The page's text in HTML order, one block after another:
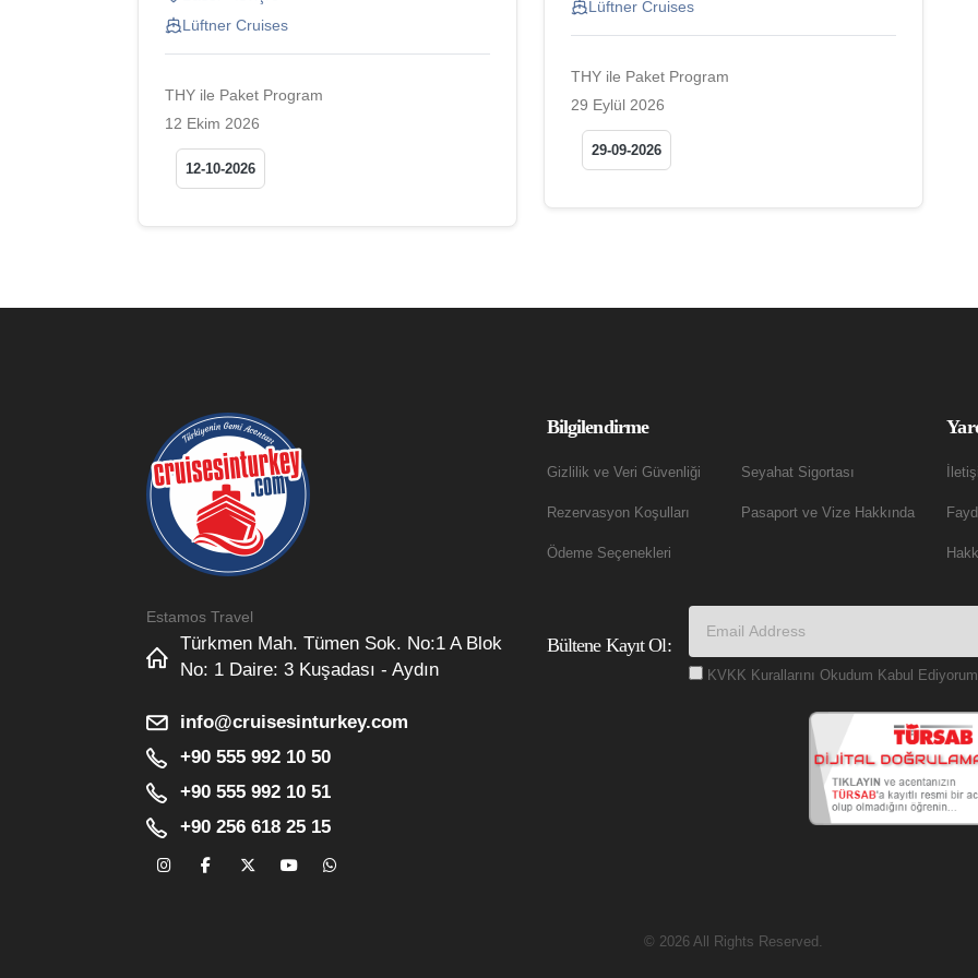
Lüftner Cruises
THY ile Paket Program
12 Ekim 2026
12-10-2026
Lüftner Cruises
THY ile Paket Program
29 Eylül 2026
29-09-2026
Estamos Travel
Türkmen Mah. Tümen Sok. No:1 A Blok
No: 1 Daire: 3 Kuşadası - Aydın
info@cruisesinturkey.com
+90 555 992 10 50
+90 555 992 10 51
+90 256 618 25 15
Bilgilendirme
Gizlilik ve Veri Güvenliği
Rezervasyon Koşulları
Ödeme Seçenekleri
Seyahat Sigortası
Pasaport ve Vize Hakkında
Bültene Kayıt Ol:
KVKK Kurallarını Okudum Kabul
© 2026 All Rights Reserved.